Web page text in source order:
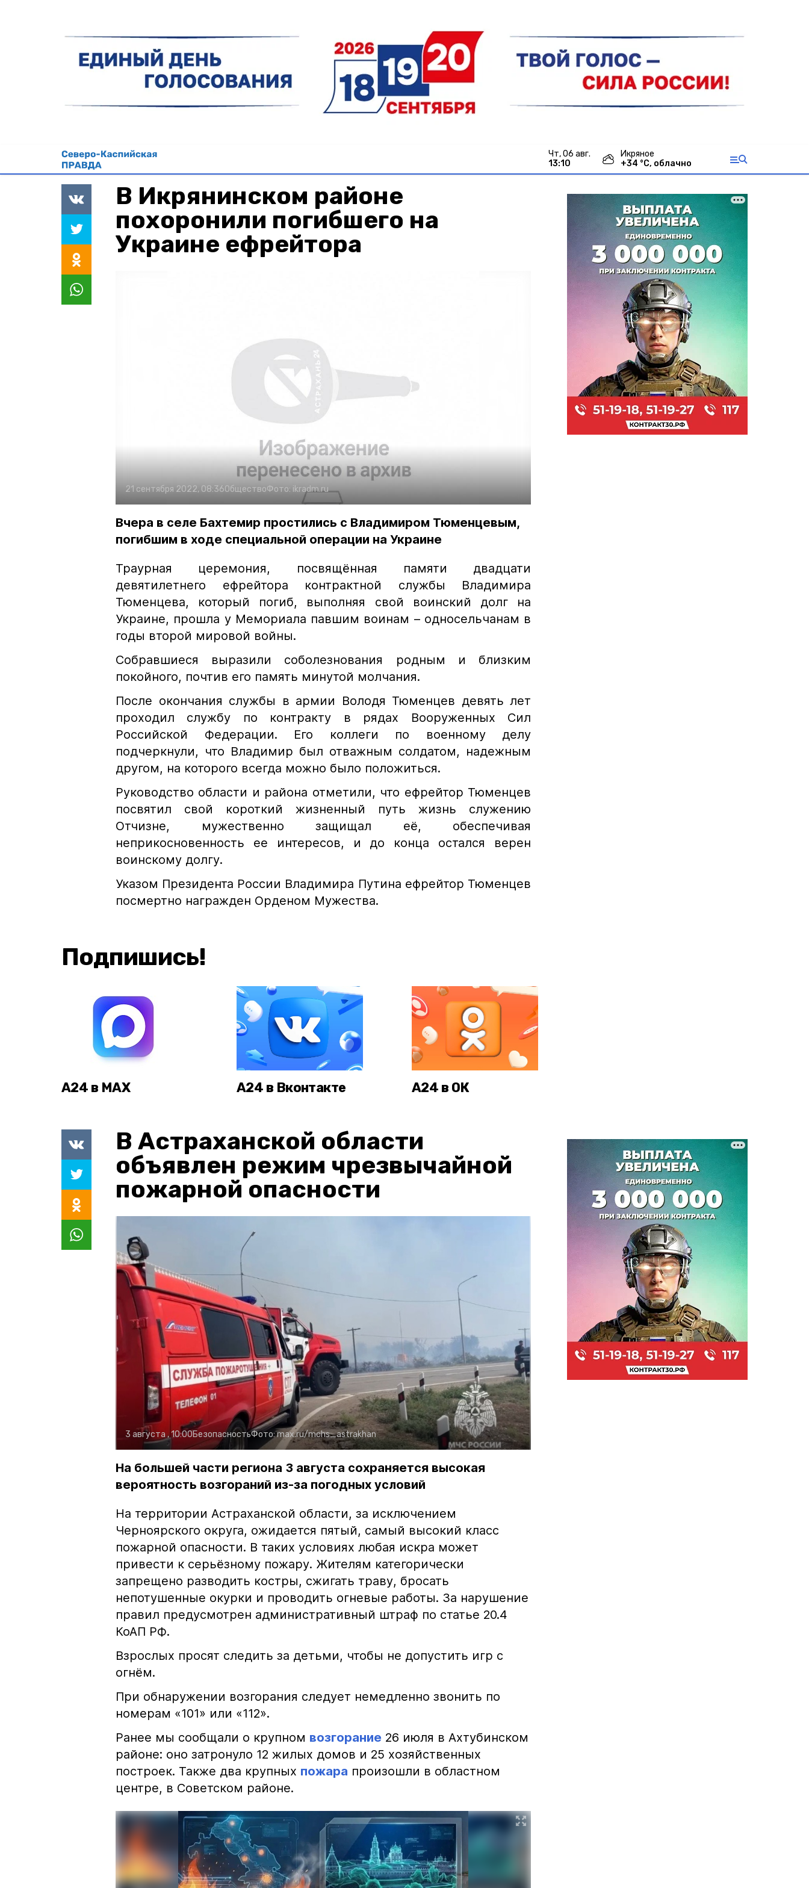
чт, 06 авг.
13:10
Икряное
+34 °С, облачно
В Икрянинском районе
похоронили погибшего на
Украине ефрейтора
21 сентября 2022, 08:36ОбществоФото: ikradm.ru
Вчера в селе Бахтемир простились с Владимиром Тюменцевым,
погибшим в ходе специальной операции на Украине
Траурная церемония, посвящённая памяти двадцати
девятилетнего ефрейтора контрактной службы Владимира
Тюменцева, который погиб, выполняя свой воинский долг на
Украине, прошла у Мемориала павшим воинам – односельчанам в
годы второй мировой войны.
Собравшиеся выразили соболезнования родным и близким
покойного, почтив его память минутой молчания.
После окончания службы в армии Володя Тюменцев девять лет
проходил службу по контракту в рядах Вооруженных Сил
Российской Федерации. Его коллеги по военному делу
подчеркнули, что Владимир был отважным солдатом, надежным
другом, на которого всегда можно было положиться.
Руководство области и района отметили, что ефрейтор Тюменцев
посвятил свой короткий жизненный путь жизнь служению
Отчизне, мужественно защищал её, обеспечивая
неприкосновенность ее интересов, и до конца остался верен
воинскому долгу.
Указом Президента России Владимира Путина ефрейтор Тюменцев
посмертно награжден Орденом Мужества.
Подпишись!
А24 в MAX А24 в Вконтакте А24 в ОК
В Астраханской области
объявлен режим чрезвычайной
пожарной опасности
3 августа , 10:00БезопасностьФото:max.ru/mchs_astrakhan
На большей части региона 3 августа сохраняется высокая
вероятность возгораний из-за погодных условий
На территории Астраханской области, за исключением
Черноярского округа, ожидается пятый, самый высокий класс
пожарной опасности. В таких условиях любая искра может
привести к серьёзному пожару. Жителям категорически
запрещено разводить костры, сжигать траву, бросать
непотушенные окурки и проводить огневые работы. За нарушение
правил предусмотрен административный штраф по статье 20.4
КоАП РФ.
Взрослых просят следить за детьми, чтобы не допустить игр с
огнём.
При обнаружении возгорания следует немедленно звонить по
номерам «101» или «112».
Ранее мы сообщали о крупном возгорание 26 июля в Ахтубинском
районе: оно затронуло 12 жилых домов и 25 хозяйственных
построек. Также два крупных пожара произошли в областном
центре, в Советском районе.